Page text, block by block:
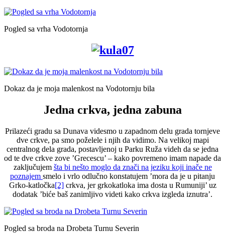
Pogled sa vrha Vodotornja
Dokaz da je moja malenkost na Vodotornju bila
Jedna crkva, jedna zabuna
Prilazeći gradu sa Dunava videsmo u zapadnom delu grada tornjeve
dve crkve, pa smo poželele i njih da vidimo. Na velikoj mapi
centralnog dela grada, postavljenoj u Parku Ruža videh da se jedna
od te dve crkve zove ’Grecescu’ – kako povremeno imam napade da
zaključujem šta bi nešto moglo da znači na jeziku koji inače ne
poznajem smelo i vrlo odlučno konstatujem ’mora da je u pitanju
Grko-katločka[2]crkva, jer grkokatloka ima dosta u Rumuniji’ uz
dodatak ’biće baš zanimljivo videti kako crkva izgleda iznutra’.
Pogled sa broda na Drobeta Turnu Severin